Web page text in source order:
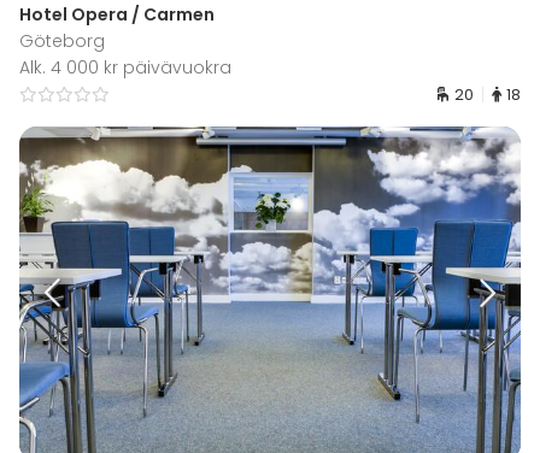
Hotel Opera / Carmen
Göteborg
Alk. 4 000 kr päivävuokra
20 18